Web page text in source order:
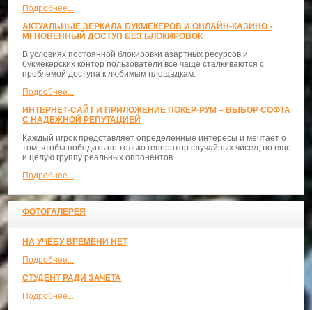
Подробнее...
АКТУАЛЬНЫЕ ЗЕРКАЛА БУКМЕКЕРОВ И ОНЛАЙН-КАЗИНО -
МГНОВЕННЫЙ ДОСТУП БЕЗ БЛОКИРОВОК
В условиях постоянной блокировки азартных ресурсов и
букмекерских контор пользователи всё чаще сталкиваются с
проблемой доступа к любимым площадкам.
Подробнее...
ИНТЕРНЕТ-САЙТ И ПРИЛОЖЕНИЕ ПОКЕР-РУМ – ВЫБОР СОФТА
С НАДЕЖНОЙ РЕПУТАЦИЕЙ
Каждый игрок представляет определенные интересы и мечтает о
том, чтобы победить не только генератор случайных чисел, но еще
и целую группу реальных оппонентов.
Подробнее...
ФОТОГАЛЕРЕЯ
НА УЧЕБУ ВРЕМЕНИ НЕТ
Подробнее...
СТУДЕНТ РАДИ ЗАЧЕТА
Подробнее...